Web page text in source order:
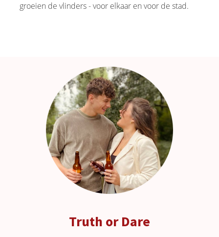
groeien de vlinders - voor elkaar en voor de stad.
Truth or Dare